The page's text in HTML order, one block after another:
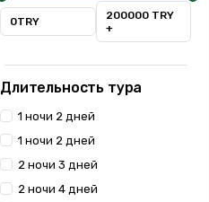
0TRY
200000 TRY
+
Длительность тура
1 ночи 2 дней
1 ночи 2 дней
2 ночи 3 дней
2 ночи 4 дней